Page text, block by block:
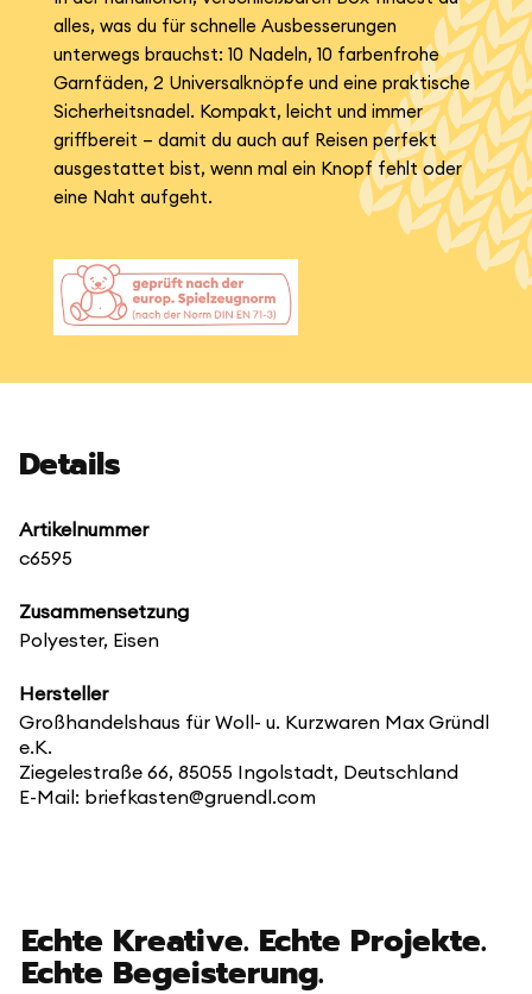
alles, was du für schnelle Ausbesserungen
unterwegs brauchst: 10 Nadeln, 10 farbenfrohe
Garnfäden, 2 Universalknöpfe und eine praktische
Sicherheitsnadel. Kompakt, leicht und immer
griffbereit – damit du auch auf Reisen perfekt
ausgestattet bist, wenn mal ein Knopf fehlt oder
eine Naht aufgeht.
Details
Artikelnummer
c6595
Zusammensetzung
Polyester, Eisen
Hersteller
Großhandelshaus für Woll- u. Kurzwaren Max Gründl
e.K.
Ziegelestraße 66, 85055 Ingolstadt, Deutschland
E-Mail: briefkasten@gruendl.com
Echte Kreative. Echte Projekte.
Echte Begeisterung.